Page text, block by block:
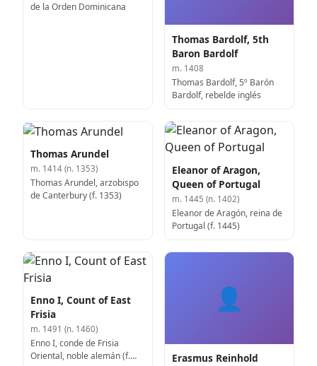
de la Orden Dominicana
Thomas Bardolf, 5th
Baron Bardolf
m. 1408
Thomas Bardolf, 5º Barón
Bardolf, rebelde inglés
Thomas Arundel
m. 1414 (n. 1353)
Thomas Arundel, arzobispo
de Canterbury (f. 1353)
Eleanor of Aragon,
Queen of Portugal
m. 1445 (n. 1402)
Eleanor de Aragón, reina de
Portugal (f. 1445)
Enno I, Count of East
Frisia
m. 1491 (n. 1460)
Enno I, conde de Frisia
Oriental, noble alemán (f.
👤
Erasmus Reinhold